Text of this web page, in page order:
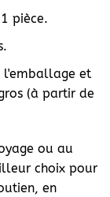
pièce.
l'emballage et
(à partir de
ou au
choix pour
en